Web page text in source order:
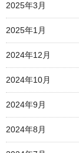
2025年3月
2025年1月
2024年12月
2024年10月
2024年9月
2024年8月